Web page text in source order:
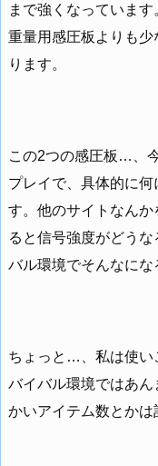
まで強くなっています
重量用感圧板よりも
ります。
この2つの感圧板…、
プレイで、具体的に
す。他のサイトなん
ると信号強度がどう
バル環境でそんなに
ちょっと…、私は使い
バイバル環境ではあ
かいアイテム数とかは